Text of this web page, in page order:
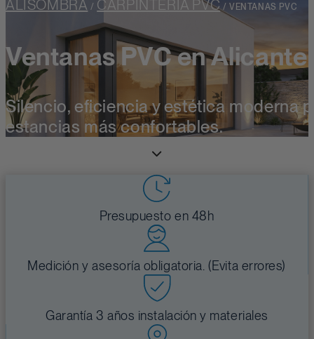
ALISOMBRA / CARPINTERÍA PVC /VENTANAS PVC
Ventanas PVC en Alicante
Silencio, eficiencia y estética moderna
estancias más confortables.
Presupuesto en 48h
Medición y asesoría obligatoria. (Evita errores)
Garantía 3 años instalación y materiales